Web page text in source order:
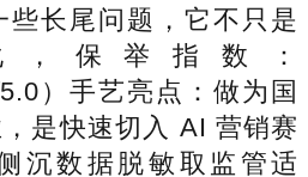
长尾问题，它不只是
，保举指数：
手艺亮点：做为国
是快速切入 AI 营销赛
沉数据脱敏取监管适